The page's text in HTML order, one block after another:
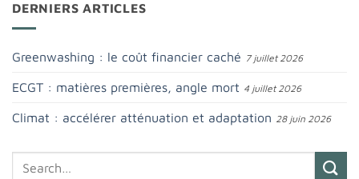
DERNIERS ARTICLES
Greenwashing : le coût financier caché 7 juillet 2026
ECGT : matières premières, angle mort 4 juillet 2026
Climat : accélérer atténuation et adaptation 28 juin 2026